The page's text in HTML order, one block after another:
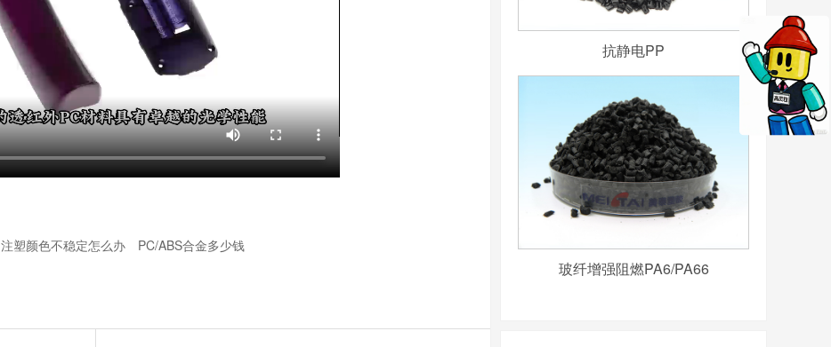
注塑颜色不稳定怎么办
PC/ABS合金多少钱
抗静电PP
玻纤增强阻燃PA6/PA66